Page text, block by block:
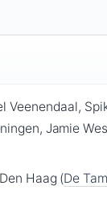
Veenendaal,
Jamie
Haag (De